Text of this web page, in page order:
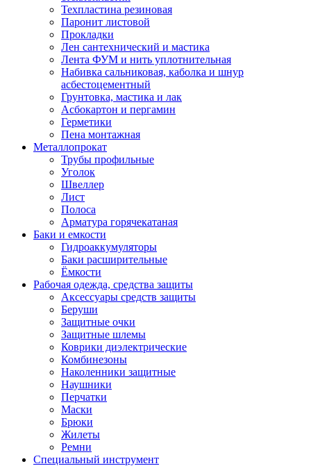
Техпластина резиновая
Паронит листовой
Прокладки
Лен сантехнический и мастика
Лента ФУМ и нить уплотнительная
Набивка сальниковая, каболка и шнур
асбестоцементный
Грунтовка, мастика и лак
Асбокартон и пергамин
Герметики
Пена монтажная
Металлопрокат
Трубы профильные
Уголок
Швеллер
Лист
Полоса
Арматура горячекатаная
Баки и емкости
Гидроаккумуляторы
Баки расширительные
Ёмкости
Рабочая одежда, средства защиты
Аксессуары средств защиты
Беруши
Защитные очки
Защитные шлемы
Коврики диэлектрические
Комбинезоны
Наколенники защитные
Наушники
Перчатки
Маски
Брюки
Жилеты
Ремни
Специальный инструмент